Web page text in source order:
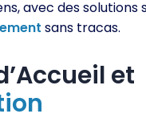
avec des solutions
sans tracas.
et